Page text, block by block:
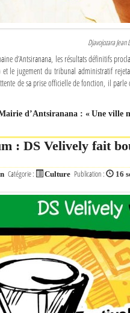
Djavojozara
d’Antsiranana, les résultats définitifs
le jugement du tribunal administratif
de sa prise officielle de fonction, il
d’Antsiranana : « Une ville
: DS Velively fait
Catégorie : Culture Publication : 16